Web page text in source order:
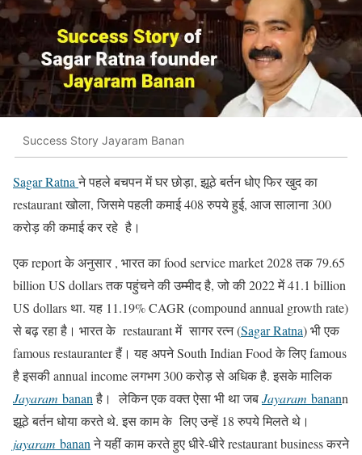
Success Story Jayaram Banan
Sagar Ratnaने पहले बचपन में घर छोड़ा, झूठे बर्तन धोए फिर खुद का
restaurant खोला, जिसमे पहली कमाई 408 रुपये हुई, आज सालाना 300
करोड़ की कमाई कर रहे है।
एक report के अनुसार , भारत का food service market 2028 तक 79.65
billion US dollars तक पहुंचने की उम्मीद है, जो की 2022 में 41.1 billion
US dollars था. यह 11.19% CAGR (compound annual growth rate)
से बढ़ रहा है। भारत के restaurant में सागर रत्न (Sagar Ratna) भी एक
famous restauranter हैं। यह अपने South Indian Food के लिए famous
है इसकी annual income लगभग 300 करोड़ से अधिक है. इसके मालिक
Jayaram bananहै। लेकिन एक वक्त ऐसा भी था जबJayaram banann
झूठे बर्तन धोया करते थे. इस काम के लिए उन्हें 18 रुपये मिलते थे।
jayaram bananने यहीं काम करते हुए धीरे-धीरे restaurant business करने